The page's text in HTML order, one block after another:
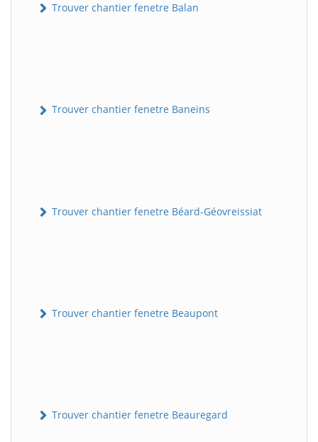
Trouver chantier fenetre Balan
Trouver chantier fenetre Baneins
Trouver chantier fenetre Béard-Géovreissiat
Trouver chantier fenetre Beaupont
Trouver chantier fenetre Beauregard